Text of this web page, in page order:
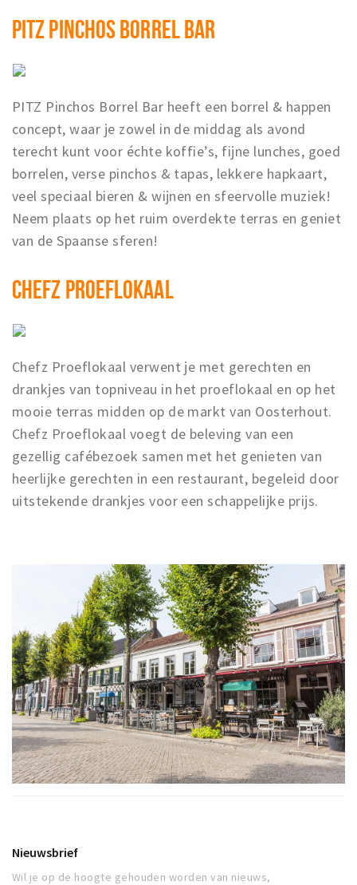
PITZ PINCHOS BORREL BAR
PITZ Pinchos Borrel Bar heeft een borrel & happen
concept, waar je zowel in de middag als avond
terecht kunt voor échte koffie’s, fijne lunches, goed
borrelen, verse pinchos & tapas, lekkere hapkaart,
veel speciaal bieren & wijnen en sfeervolle muziek!
Neem plaats op het ruim overdekte terras en geniet
van de Spaanse sferen!
CHEFZ PROEFLOKAAL
Chefz Proeflokaal verwent je met gerechten en
drankjes van topniveau in het proeflokaal en op het
mooie terras midden op de markt van Oosterhout.
Chefz Proeflokaal voegt de beleving van een
gezellig cafébezoek samen met het genieten van
heerlijke gerechten in een restaurant, begeleid door
uitstekende drankjes voor een schappelijke prijs.
Nieuwsbrief
Wil je op de hoogte gehouden worden van nieuws,